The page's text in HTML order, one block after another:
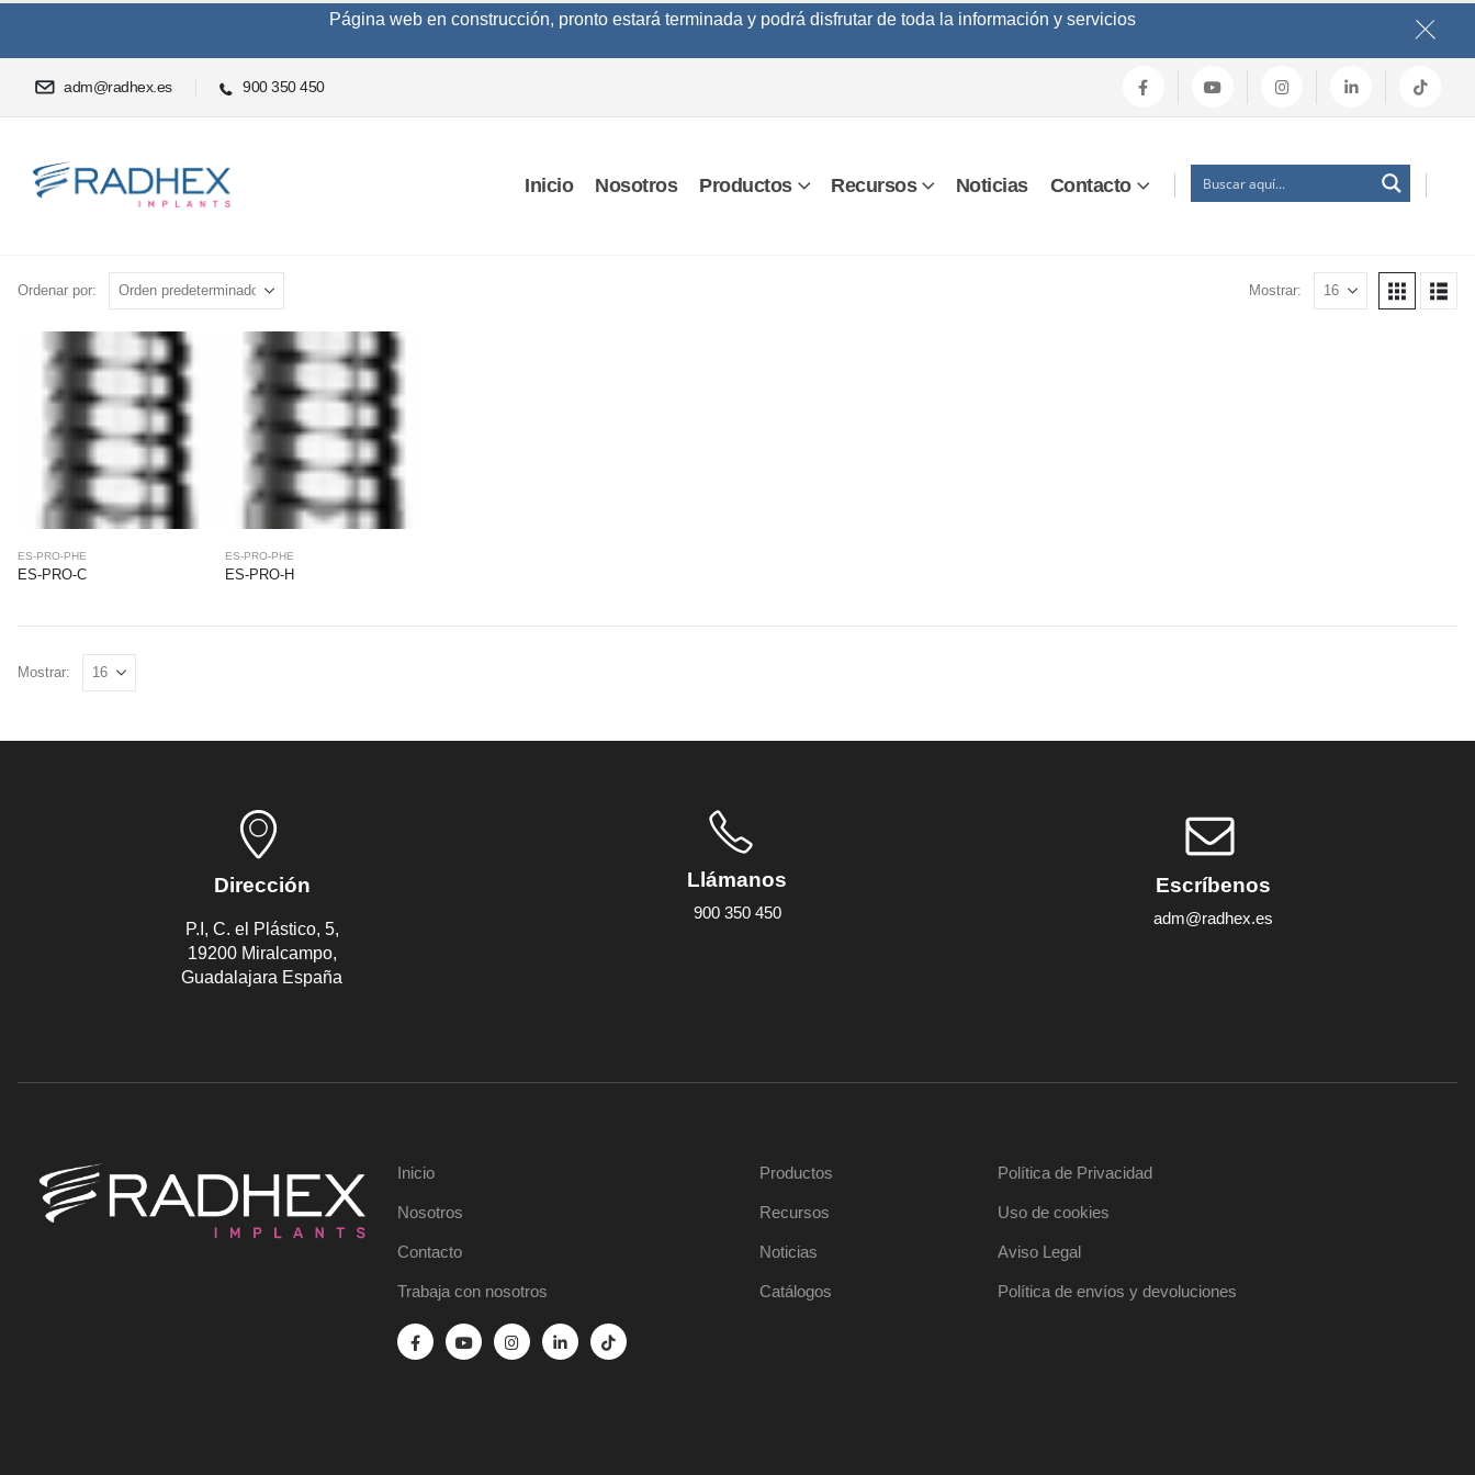
Página web en construcción, pronto estará terminada y podrá disfrutar de toda la información y servicios
adm@radhex.es 900 350 450
Inicio Nosotros Productos Recursos Noticias Contacto
Ordenar por: Mostrar:
ES-PRO-PHE
ES-PRO-C
ES-PRO-PHE
ES-PRO-H
Mostrar:
Dirección
P.I, C. el Plástico, 5,
19200 Miralcampo,
Guadalajara España
Llámanos
900 350 450
Escríbenos
adm@radhex.es
Inicio
Nosotros
Contacto
Trabaja con nosotros
Productos
Recursos
Noticias
Catálogos
Política de Privacidad
Uso de cookies
Aviso Legal
Política de envíos y devoluciones